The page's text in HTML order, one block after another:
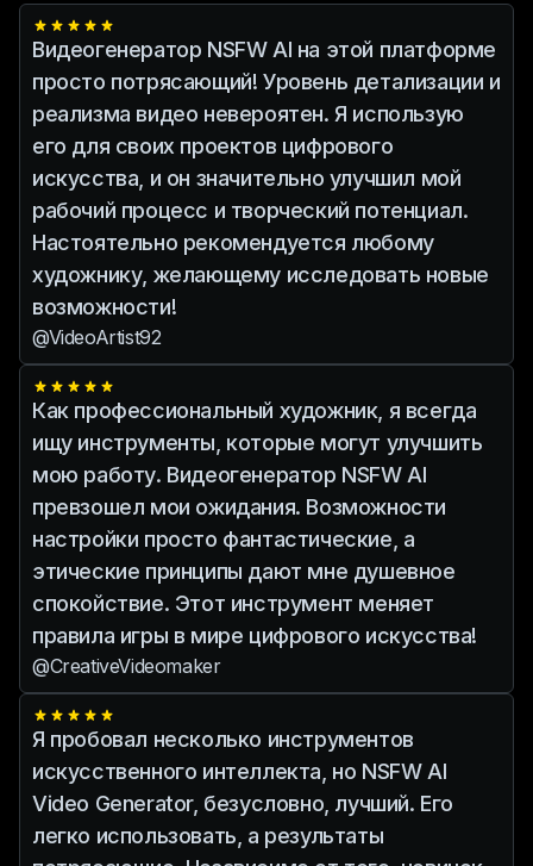
приоритетную поддержку.
строгими этическими принципами.
Мы постоянно обновляем наши
модели искусственного интеллекта,
включая последние достижения в
области машинного обучения,
обеспечивая нашим пользователям
доступ к лучшим инструментам для
создания контента для взрослых с
использованием искусственного
интеллекта.
Видеогенератор NSFW AI на этой платформе
просто потрясающий! Уровень детализации и
реализма видео невероятен. Я использую
его для своих проектов цифрового
искусства, и он значительно улучшил мой
рабочий процесс и творческий потенциал.
Настоятельно рекомендуется любому
художнику, желающему исследовать новые
возможности!
@VideoArtist92
Как профессиональный художник, я всегда
ищу инструменты, которые могут улучшить
мою работу. Видеогенератор NSFW AI
превзошел мои ожидания. Возможности
настройки просто фантастические, а
этические принципы дают мне душевное
спокойствие. Этот инструмент меняет
правила игры в мире цифрового искусства!
@CreativeVideomaker
Я пробовал несколько инструментов
искусственного интеллекта, но NSFW AI
Video Generator, безусловно, лучший. Его
легко использовать, а результаты